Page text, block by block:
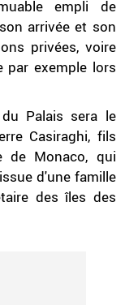
empli de
arrivée et son
privées, voire
par exemple lors
Palais sera le
Casiraghi, fils
de Monaco, qui
d'une famille
des îles des